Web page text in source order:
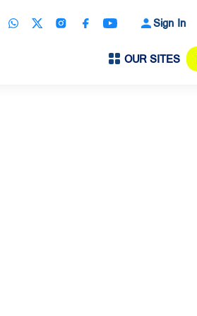
Sign In
OUR SITES